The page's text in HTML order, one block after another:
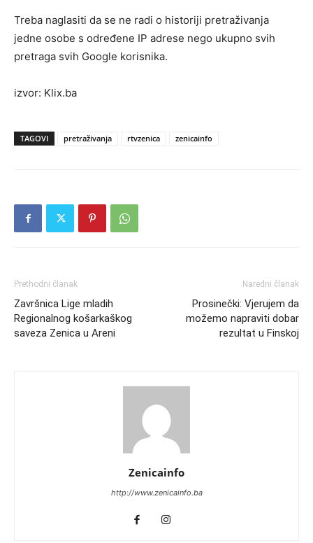
Treba naglasiti da se ne radi o historiji pretraživanja
jedne osobe s određene IP adrese nego ukupno svih
pretraga svih Google korisnika.
izvor: Klix.ba
TAGOVI pretraživanja rtvzenica zenicainfo
Prethodni članak
Završnica Lige mladih
Regionalnog košarkaškog
saveza Zenica u Areni
Naredni članak
Prosinečki: Vjerujem da
možemo napraviti dobar
rezultat u Finskoj
Zenicainfo
http://www.zenicainfo.ba